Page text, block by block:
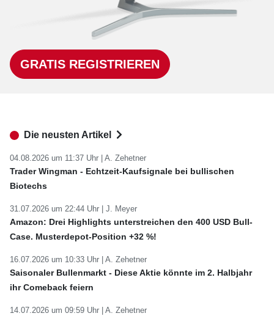
GRATIS REGISTRIEREN
Die neusten Artikel
04.08.2026 um 11:37 Uhr | A. Zehetner
Trader Wingman - Echtzeit-Kaufsignale bei bullischen
Biotechs
31.07.2026 um 22:44 Uhr | J. Meyer
Amazon: Drei Highlights unterstreichen den 400 USD Bull-
Case. Musterdepot-Position +32 %!
16.07.2026 um 10:33 Uhr | A. Zehetner
Saisonaler Bullenmarkt - Diese Aktie könnte im 2. Halbjahr
ihr Comeback feiern
14.07.2026 um 09:59 Uhr | A. Zehetner